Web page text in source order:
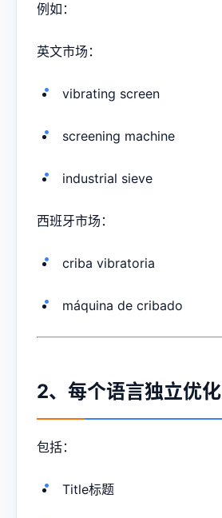
例如：
英文市场：
vibrating screen
screening machine
industrial sieve
西班牙市场：
criba vibratoria
máquina de cribado
2、每个语言独立优化
包括：
Title标题